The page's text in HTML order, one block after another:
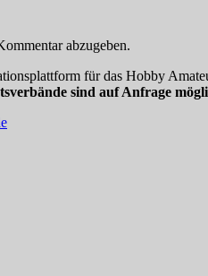
abzugeben.
für das Hobby
sind auf Anfrage